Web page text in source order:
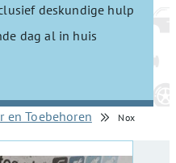
deskundige hulp
dag al in huis
en Toebehoren
Nox